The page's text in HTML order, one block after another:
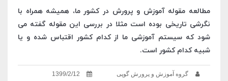
مطالعه مقوله آموزش و پرورش در کشور ما، همیشه همراه با
نگرشی تاریخی بوده است مثلا در بررسی این مقوله گفته می
شود که سیستم آموزشی ما از کدام کشور اقتباس شده و یا
شبیه کدام کشور است.
گروه آموزش و پرورش گوپی
1399/2/12